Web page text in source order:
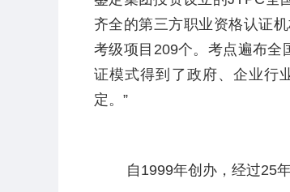
齐全的第三方职业资格认证
考级项目 209个。考点遍布全
证模式得到了政府、企业行
定。”
自 1999年创办，经过25